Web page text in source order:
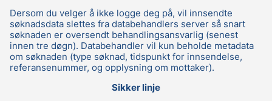
Dersom du velger å ikke logge deg på, vil innsendte
søknadsdata slettes fra databehandlers server så snart
søknaden er oversendt behandlingsansvarlig (senest
innen tre døgn). Databehandler vil kun beholde metadata
om søknaden (type søknad, tidspunkt for innsendelse,
referansenummer, og opplysning om mottaker).
Sikker linje